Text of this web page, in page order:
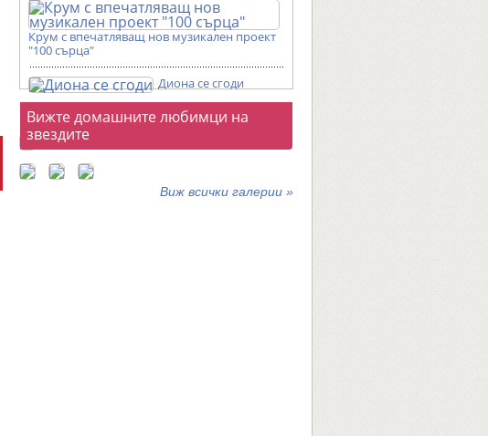
Крум с впечатляващ нов музикален проект
"100 сърца"
Диона се сгоди
Фотогалерии
Вижте домашните любимци на
звездите
Виж всички галерии »